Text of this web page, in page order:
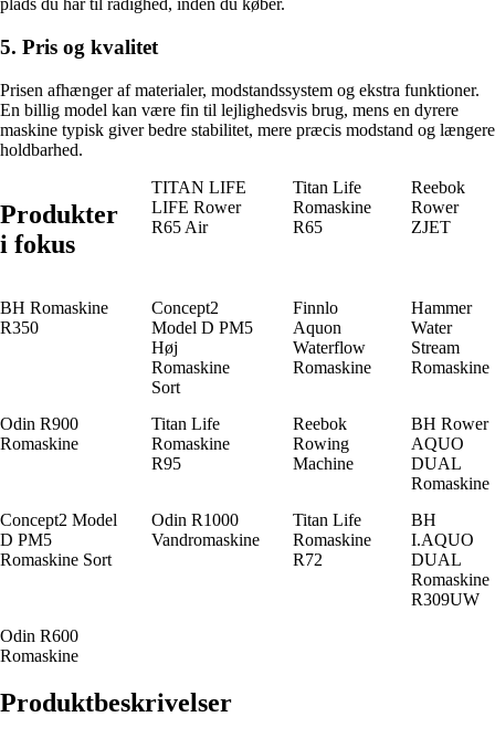
plads du har til rådighed, inden du køber.
5. Pris og kvalitet
Prisen afhænger af materialer, modstandssystem og ekstra funktioner.
En billig model kan være fin til lejlighedsvis brug, mens en dyrere
maskine typisk giver bedre stabilitet, mere præcis modstand og længere
holdbarhed.
Produkter
i fokus
TITAN LIFE
LIFE Rower
R65 Air
Titan Life
Romaskine
R65
Reebok
Rower
ZJET
BH Romaskine
R350
Concept2
Model D PM5
Høj
Romaskine
Sort
Finnlo
Aquon
Waterflow
Romaskine
Hammer
Water
Stream
Romaskine
Odin R900
Romaskine
Titan Life
Romaskine
R95
Reebok
Rowing
Machine
BH Rower
AQUO
DUAL
Romaskine
Concept2 Model
D PM5
Romaskine Sort
Odin R1000
Vandromaskine
Titan Life
Romaskine
R72
BH
I.AQUO
DUAL
Romaskine
R309UW
Odin R600
Romaskine
Produktbeskrivelser